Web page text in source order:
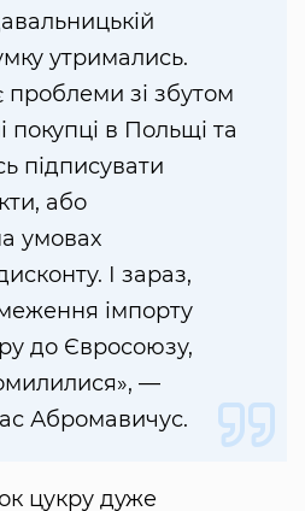
утримались.
проблеми зі збутом
покупці в Польщі та
підписувати
або
умовах
І зараз,
імпорту
до Євросоюзу,
—
Абромавичус.
цукру дуже